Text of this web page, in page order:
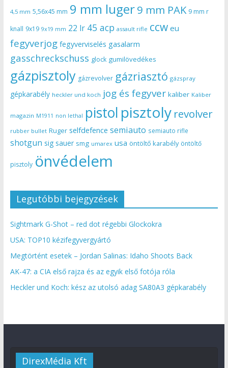
4,5 mm 5,56x45 mm 9 mm luger9 mm PAK 9 mm r
knall 9x19 9x19 mm 22 lr 45 acp assault rifle ccw eu
fegyverjog fegyverviselés gasalarm
gasschreckschuss glock gumilövedékes
gázpisztoly gázrevolver gázriasztó gázspray
gépkarabély heckler und koch jog és fegyver kaliber Kaliber
magazin M1911 non lethal pistol pisztoly revolver
rubber bullet Ruger selfdefence semiauto semiauto rifle
shotgun sig sauer smg umarex usa öntöltő karabély öntöltő
pisztoly önvédelem
Legutóbbi bejegyzések
Sightmark G-Shot – red dot régebbi Glockokra
USA: TOP10 kézifegyvergyártó
Megtörtént esetek – Jordan Salinas: Idaho Shoots Back
AK-47: a CIA első rajza és az egyik első fotója róla
Heckler und Koch: kész az utolsó adag SA80A3 gépkarabély
DirexMédia Kft